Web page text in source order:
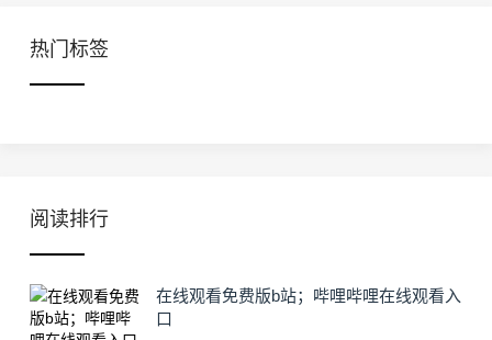
热门标签
阅读排行
在线观看免费版b站；哔哩哔哩在线观看入
口